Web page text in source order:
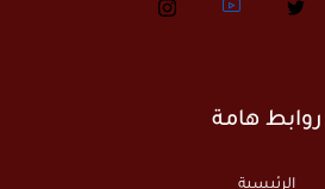
روابط هامة